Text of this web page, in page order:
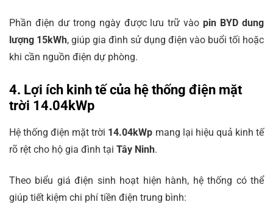
Phần điện dư trong ngày được lưu trữ vàopin BYD dung
lượng 15kWh, giúp gia đình sử dụng điện vào buổi tối hoặc
khi cần nguồn điện dự phòng.
4. Lợi ích kinh tế của hệ thống điện mặt
trời 14.04kWp
Hệ thống điện mặt trời 14.04kWp mang lại hiệu quả kinh tế
rõ rệt cho hộ gia đình tại Tây Ninh.
Theo biểu giá điện sinh hoạt hiện hành, hệ thống có thể
giúp tiết kiệm chi phí tiền điện trung bình: